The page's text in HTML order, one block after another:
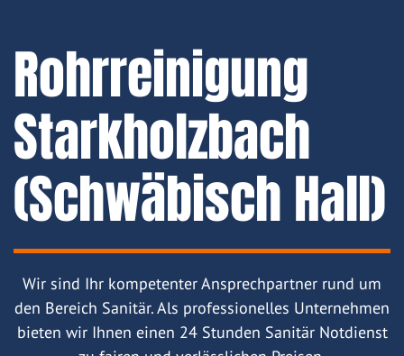
Rohrreinigung
Starkholzbach
(Schwäbisch Hall)
Wir sind Ihr kompetenter Ansprechpartner rund um
den Bereich Sanitär. Als professionelles Unternehmen
bieten wir Ihnen einen 24 Stunden Sanitär Notdienst